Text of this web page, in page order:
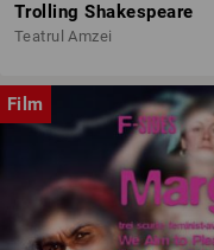
Trolling Shakespeare
Teatrul Amzei
Film